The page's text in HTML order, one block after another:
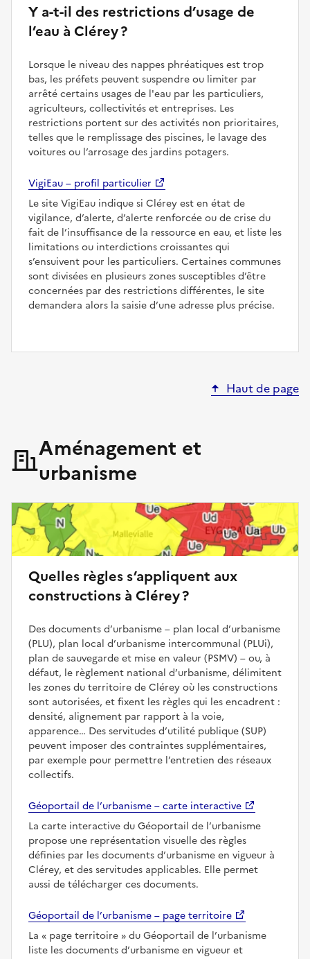
Y a-t-il des restrictions d’usage de
l’eau à Clérey ?
Lorsque le niveau des nappes phréatiques est trop
bas, les préfets peuvent suspendre ou limiter par
arrêté certains usages de l'eau par les particuliers,
agriculteurs, collectivités et entreprises. Les
restrictions portent sur des activités non prioritaires,
telles que le remplissage des piscines, le lavage des
voitures ou l’arrosage des jardins potagers.
VigiEau – profil particulier
Le site VigiEau indique si Clérey est en état de
vigilance, d’alerte, d’alerte renforcée ou de crise du
fait de l’insuffisance de la ressource en eau, et liste les
limitations ou interdictions croissantes qui
s’ensuivent pour les particuliers. Certaines communes
sont divisées en plusieurs zones susceptibles d’être
concernées par des restrictions différentes, le site
demandera alors la saisie d’une adresse plus précise.
Haut de page
Aménagement et
urbanisme
Quelles règles s’appliquent aux
constructions à Clérey ?
Des documents d’urbanisme – plan local d’urbanisme
(PLU), plan local d’urbanisme intercommunal (PLUi),
plan de sauvegarde et mise en valeur (PSMV) – ou, à
défaut, le règlement national d’urbanisme, délimitent
les zones du territoire de Clérey où les constructions
sont autorisées, et fixent les règles qui les encadrent :
densité, alignement par rapport à la voie,
apparence… Des servitudes d’utilité publique (SUP)
peuvent imposer des contraintes supplémentaires,
par exemple pour permettre l’entretien des réseaux
collectifs.
Géoportail de l’urbanisme – carte interactive
La carte interactive du Géoportail de l’urbanisme
propose une représentation visuelle des règles
définies par les documents d’urbanisme en vigueur à
Clérey, et des servitudes applicables. Elle permet
aussi de télécharger ces documents.
Géoportail de l’urbanisme – page territoire
La
page territoire
du Géoportail de l’urbanisme
liste les documents d’urbanisme en vigueur et